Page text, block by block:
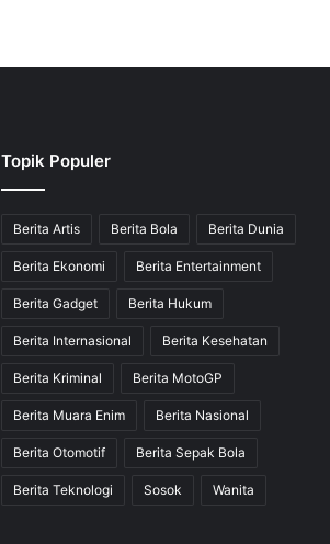
Topik Populer
Berita Artis Berita Bola Berita Dunia
Berita Ekonomi Berita Entertainment
Berita Gadget Berita Hukum
Berita Internasional Berita Kesehatan
Berita Kriminal Berita MotoGP
Berita Muara Enim Berita Nasional
Berita Otomotif Berita Sepak Bola
Berita Teknologi Sosok Wanita